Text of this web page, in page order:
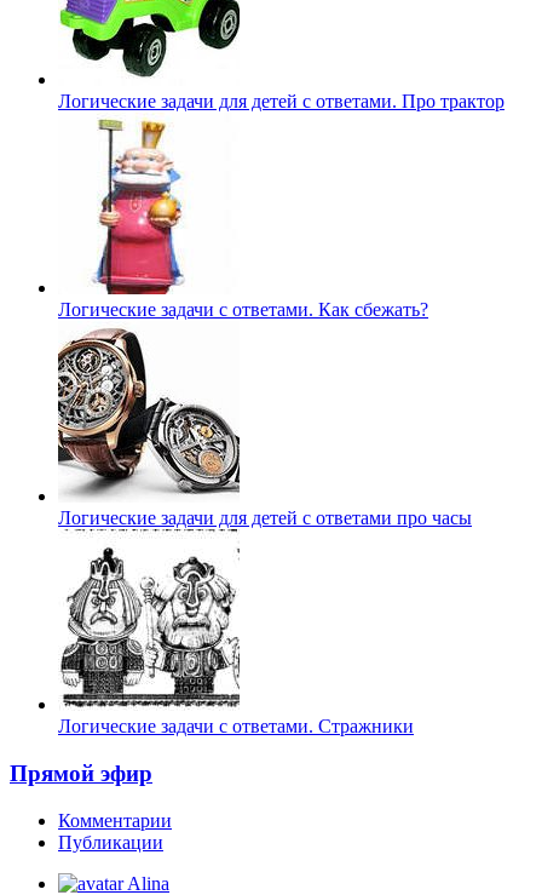
Логические задачи для детей с ответами. Про трактор
Логические задачи с ответами. Как сбежать?
Логические задачи для детей с ответами про часы
Логические задачи с ответами. Стражники
Прямой эфир
Комментарии
Публикации
Alina